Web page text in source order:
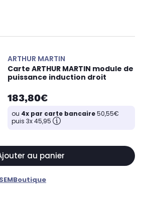
ARTHUR MARTIN
Carte ARTHUR MARTIN module de
puissance induction droit
183,80€
ou 4x par carte bancaire50,55€
puis 3x 45,95
au panier
SEMBoutique